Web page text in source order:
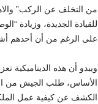
من التخلف عن الركب”
للقيادة الجديدة، وزيادة
على الرغم من أن أحدهم
ويبدو أن هذه الديناميكية
الأساس، طلب الجيش من
الكشف عن كيفية عمل